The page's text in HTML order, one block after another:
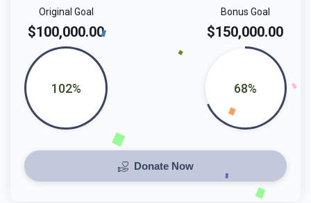
Bonus Goal
$150,000.00
68%
Original Goal
$100,000.00
102%
Donate Now